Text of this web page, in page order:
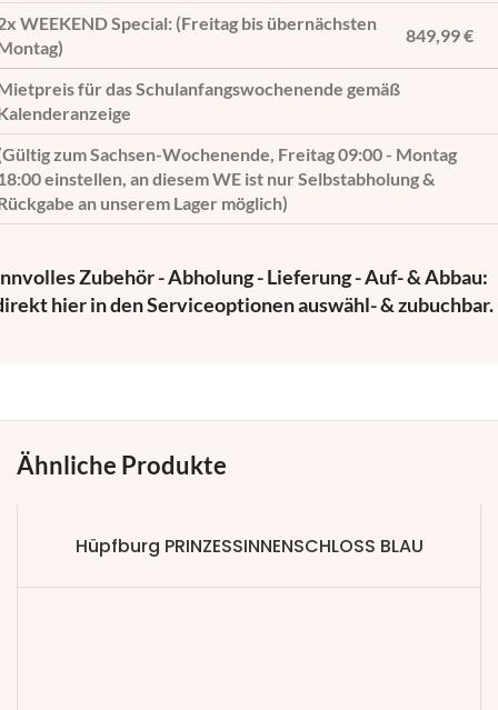
WEEKEND Special: (Freitag bis übernächsten
849,99 €
für das Schulanfangswochenende gemäß
zum Sachsen-Wochenende, Freitag 09:00 - Montag
einstellen, an diesem WE ist nur Selbstabholung &
an unserem Lager möglich)
Zubehör - Abholung - Lieferung - Auf- & Abbau:
hier in den Serviceoptionen auswähl- & zubuchbar.
Ähnliche Produkte
Hüpfburg PRINZESSINNENSCHLOSS BLAU